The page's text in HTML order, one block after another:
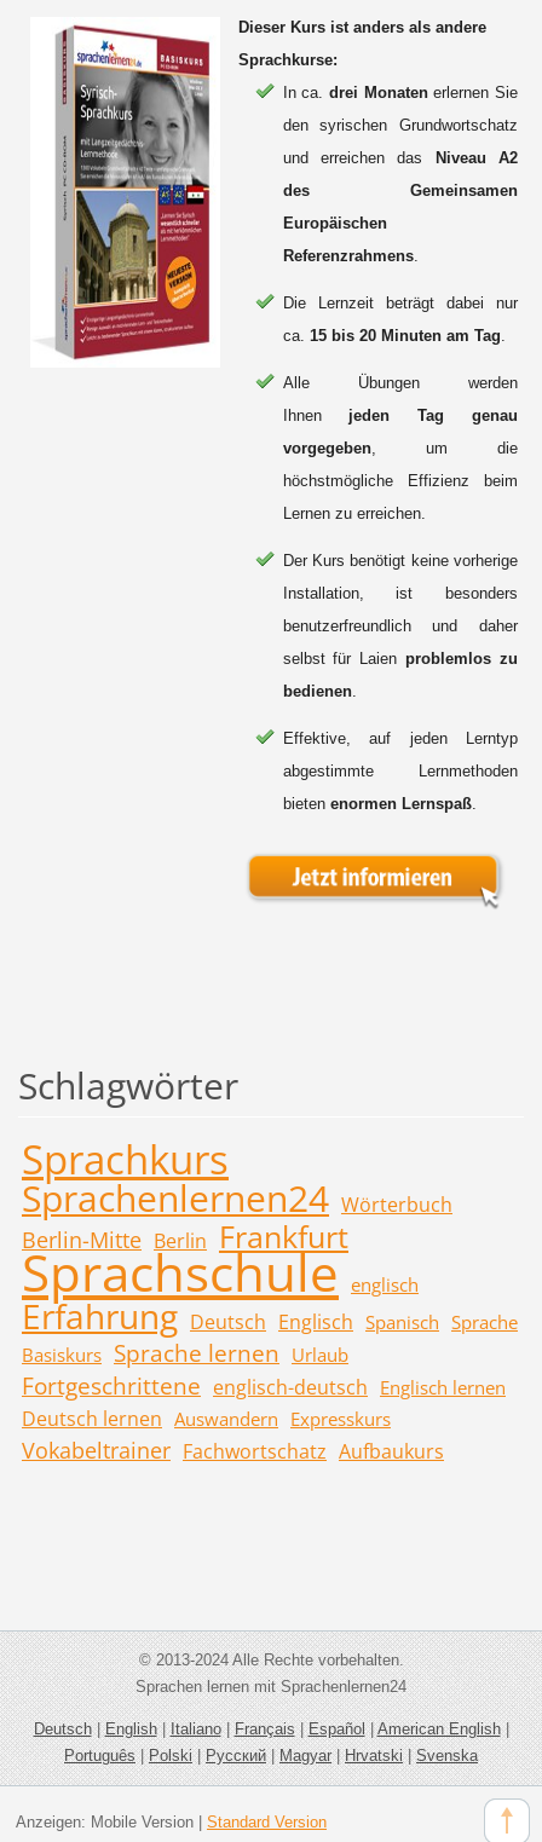
Dieser Kurs ist anders als andere
Sprachkurse:
In ca. drei Monatenerlernen Sie
den syrischen Grundwortschatz
und erreichen das
Niveau A2
des Gemeinsamen
Europäischen
Referenzrahmens.
Die Lernzeit beträgt dabei nur
ca. 15 bis 20 Minuten am Tag.
Alle Übungen werden
Ihnen jeden Tag genau
vorgegeben, um die
höchstmögliche Effizienz beim
Lernen zu erreichen.
Der Kurs benötigt keine vorherige
Installation, ist besonders
benutzerfreundlich und daher
selbst für Laienproblemlos zu
bedienen.
Effektive, auf jeden Lerntyp
abgestimmte Lernmethoden
bieten enormen Lernspaß.
Schlagwörter
Sprachkurs
Sprachenlernen24 Wörterbuch
Berlin-Mitte Berlin Frankfurt
Sprachschule englisch
Erfahrung Deutsch Englisch Spanisch Sprache
Basiskurs Sprache lernen Urlaub
Fortgeschrittene englisch-deutsch Englisch lernen
Deutsch lernen Auswandern Expresskurs
Vokabeltrainer Fachwortschatz Aufbaukurs
© 2013-2024 Alle Rechte vorbehalten.
Sprachen lernen mit Sprachenlernen24
Deutsch|English|Italiano|Français|Español|American English|
Português|Polski|Русский|Magyar|Hrvatski|Svenska
Anzeigen: Mobile Version| Standard Version